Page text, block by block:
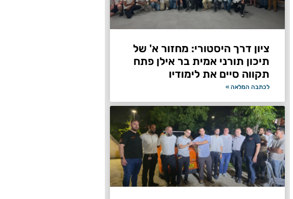
ציון דרך היסטורי: מחזור א' של
תיכון תורני אמית בר אילן פתח
תקווה סיים את לימודיו
לכתבה המלאה »